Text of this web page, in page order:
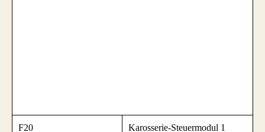
F20 Karosserie-Steuermodul 1